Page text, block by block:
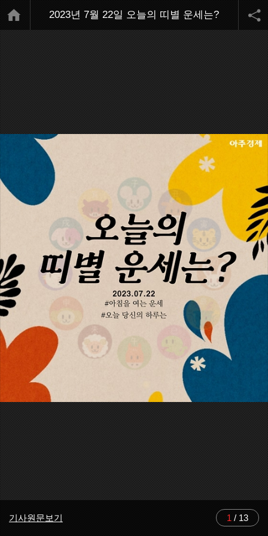
2023년 7월 22일 오늘의 띠별 운세는?
기사원문보기 1 / 13